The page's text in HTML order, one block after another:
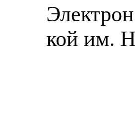
кой им.